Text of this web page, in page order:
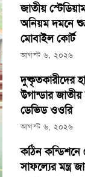
জাতীয়
অনিয়ম দমনে
মোবাইল কোর্ট
আগস্ট ৬, ২০২৬
দুষ্কৃতকারীদের
উগান্ডার
ডেভিড ওওরি
আগস্ট ৬, ২০২৬
কঠিন কন্ডিশনে
সাফল্যের মন্ত্র